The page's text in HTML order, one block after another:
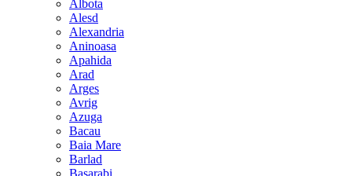
Albota
Alesd
Alexandria
Aninoasa
Apahida
Arad
Arges
Avrig
Azuga
Bacau
Baia Mare
Barlad